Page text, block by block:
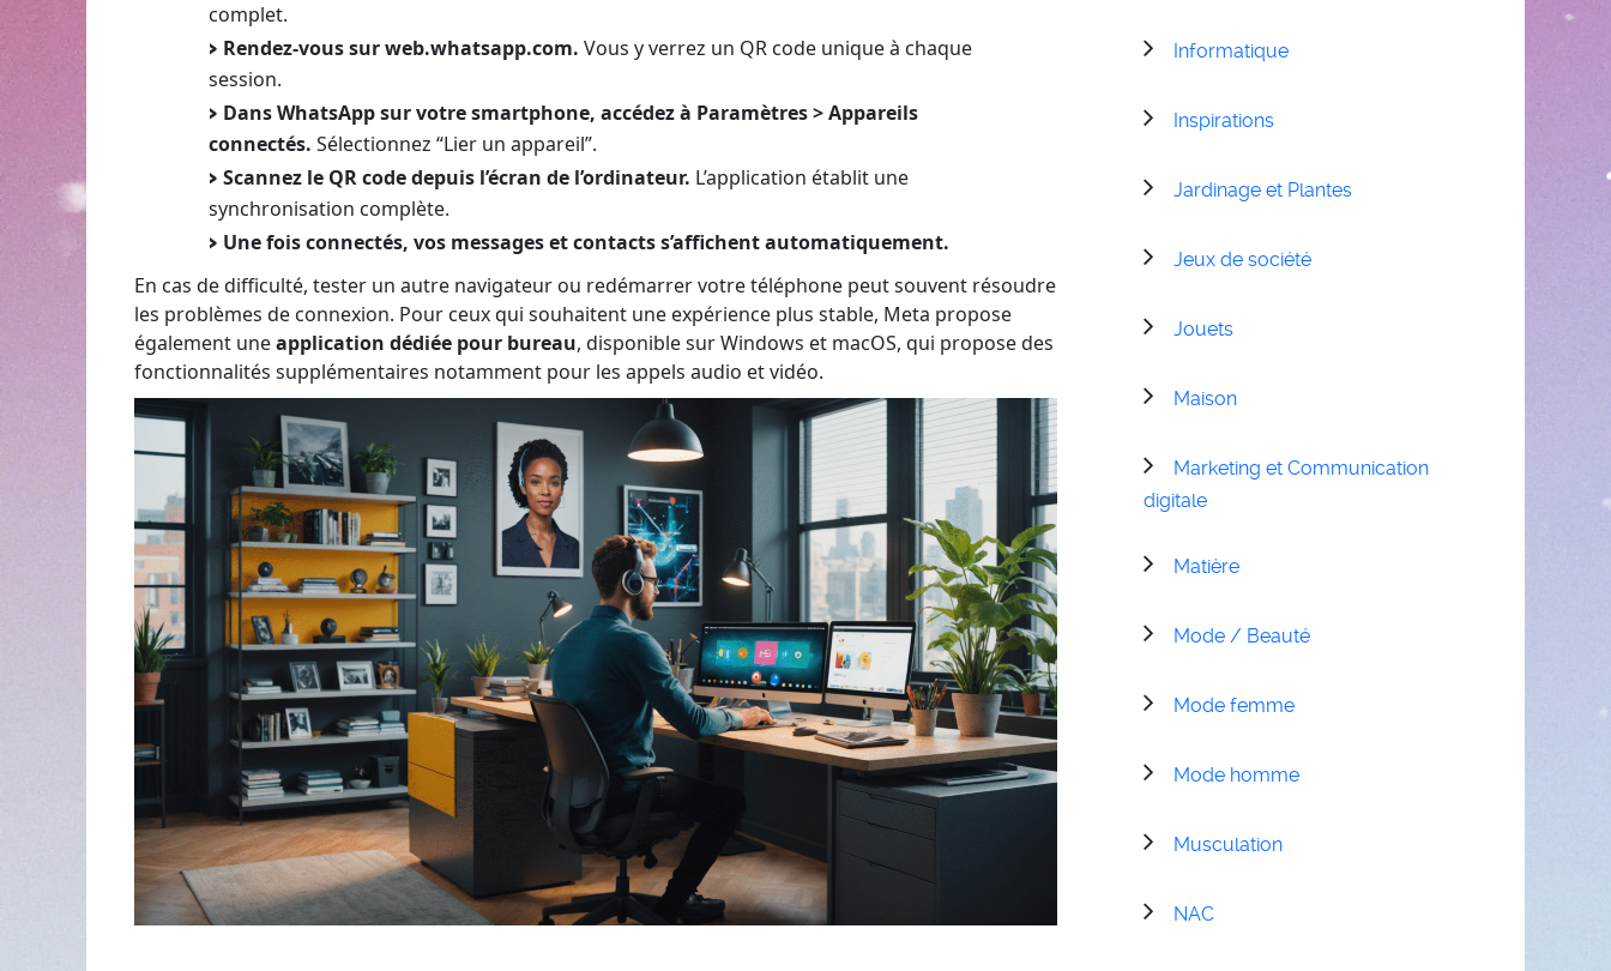
complet.
Rendez-vous sur web.whatsapp.com. Vous y verrez un QR code unique à chaque
session.
Dans WhatsApp sur votre smartphone, accédez à Paramètres > Appareils
connectés. Sélectionnez “Lier un appareil”.
Scannez le QR code depuis l’écran de l’ordinateur. L’application établit une
synchronisation complète.
Une fois connectés, vos messages et contacts s’affichent automatiquement.
En cas de difficulté, tester un autre navigateur ou redémarrer votre téléphone peut souvent résoudre
les problèmes de connexion. Pour ceux qui souhaitent une expérience plus stable, Meta propose
également uneapplication dédiée pour bureau, disponible sur Windows et macOS, qui propose des
fonctionnalités supplémentaires notamment pour les appels audio et vidéo.
Informatique
Inspirations
Jardinage et Plantes
Jeux de société
Jouets
Maison
Marketing et Communication
digitale
Matière
Mode / Beauté
Mode femme
Mode homme
Musculation
NAC